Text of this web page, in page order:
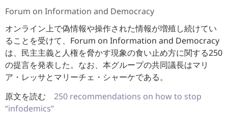
Forum on Information and Democracy
オンライン上で偽情報や操作された情報が増殖し続けてい
ることを受けて、Forum on Information and Democracy
は、 民主主義と人権を脅かす現象の食い止め方に関する250
の提言を発表した。なお、本グループの共同議長はマリ
ア・ レッサとマリーチェ・シャーケである。
原文を読む 250 recommendations on how to stop
“infodemics”